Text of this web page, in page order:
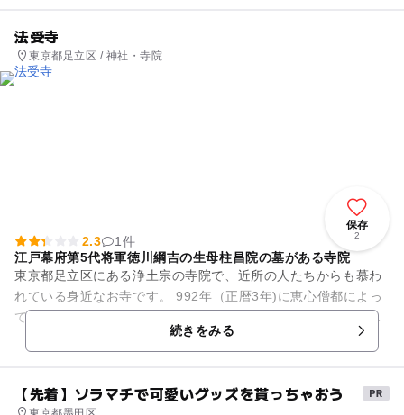
法受寺
東京都足立区 / 神社・寺院
保存
2
2.3
1件
江戸幕府第5代将軍徳川綱吉の生母柱昌院の墓がある寺院
東京都足立区にある浄土宗の寺院で、近所の人たちからも慕わ
れている身近なお寺です。 992年（正暦3年)に恵心僧都によっ
て、豊島郡下尾久の地に天台宗恵心院法受寺とし開創された
続きをみる
【先着】ソラマチで可愛いグッズを貰っちゃおう